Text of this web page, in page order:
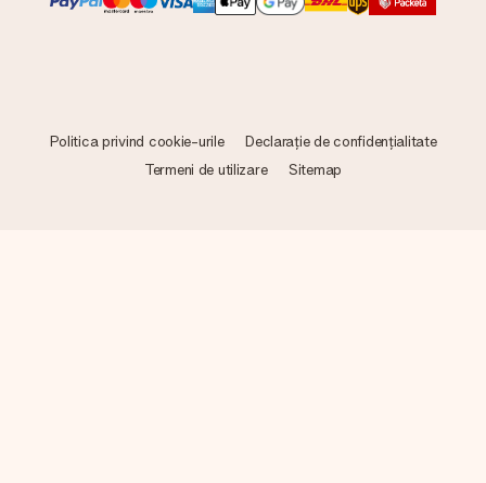
Politica privind cookie-urile
Declarație de confidențialitate
Termeni de utilizare
Sitemap